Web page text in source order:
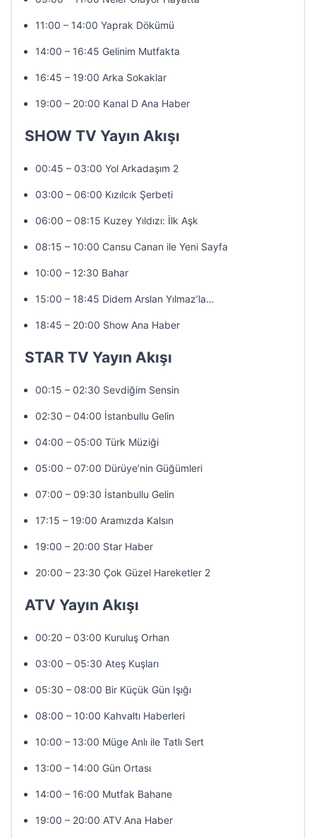
11:00 – 14:00 Yaprak Dökümü
14:00 – 16:45 Gelinim Mutfakta
16:45 – 19:00 Arka Sokaklar
19:00 – 20:00 Kanal D Ana Haber
SHOW TV Yayın Akışı
00:45 – 03:00 Yol Arkadaşım 2
03:00 – 06:00 Kızılcık Şerbeti
06:00 – 08:15 Kuzey Yıldızı: İlk Aşk
08:15 – 10:00 Cansu Canan ile Yeni Sayfa
10:00 – 12:30 Bahar
15:00 – 18:45 Didem Arslan Yılmaz’la…
18:45 – 20:00 Show Ana Haber
STAR TV Yayın Akışı
00:15 – 02:30 Sevdiğim Sensin
02:30 – 04:00 İstanbullu Gelin
04:00 – 05:00 Türk Müziği
05:00 – 07:00 Dürüye’nin Güğümleri
07:00 – 09:30 İstanbullu Gelin
17:15 – 19:00 Aramızda Kalsın
19:00 – 20:00 Star Haber
20:00 – 23:30 Çok Güzel Hareketler 2
ATV Yayın Akışı
00:20 – 03:00 Kuruluş Orhan
03:00 – 05:30 Ateş Kuşları
05:30 – 08:00 Bir Küçük Gün Işığı
08:00 – 10:00 Kahvaltı Haberleri
10:00 – 13:00 Müge Anlı ile Tatlı Sert
13:00 – 14:00 Gün Ortası
14:00 – 16:00 Mutfak Bahane
19:00 – 20:00 ATV Ana Haber